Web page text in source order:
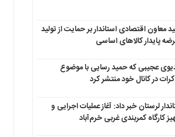
معاون اقتصادی استاندار بر حمایت از تولید
پایدار کالاهای اساسی
عجیبی که حمید رسایی با موضوع
در کانال خود منتشر کرد
لرستان خبر داد: آغاز عملیات اجرایی و
کارگاه کمربندی غربی خرم‌آباد